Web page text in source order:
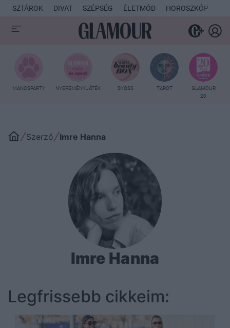
SZTÁROK DIVAT SZÉPSÉG ÉLETMÓD HOROSZKÓP
MANCSPARTY NYEREMÉNYJÁTÉK SYOSS TAROT
GLAMOUR
20
Szerző Imre Hanna
Imre Hanna
Legfrissebb cikkeim: